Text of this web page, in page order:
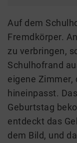
Auf dem
Fremdkörper.
zu verbringen,
Schulhofrand
eigene Zimmer,
hineinpasst.
Geburtstag
entdeckt das
dem Bild, und